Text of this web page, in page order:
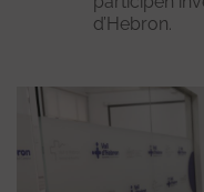
d’Hebron.